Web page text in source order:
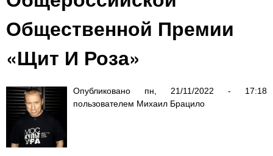
Общественной Премии
«Щит И Роза»
Опубликовано пн, 21/11/2022 - 17:18
пользователем Михаил Брацило